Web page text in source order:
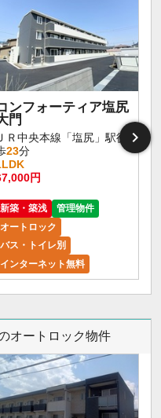
ンフォーティア塩尻
門
ＪＲ中央本線「塩尻」駅徒
23分
円
新築・築浅
管理物件
オートロック
バス・トイレ別
インターネット無料
オートロック物件